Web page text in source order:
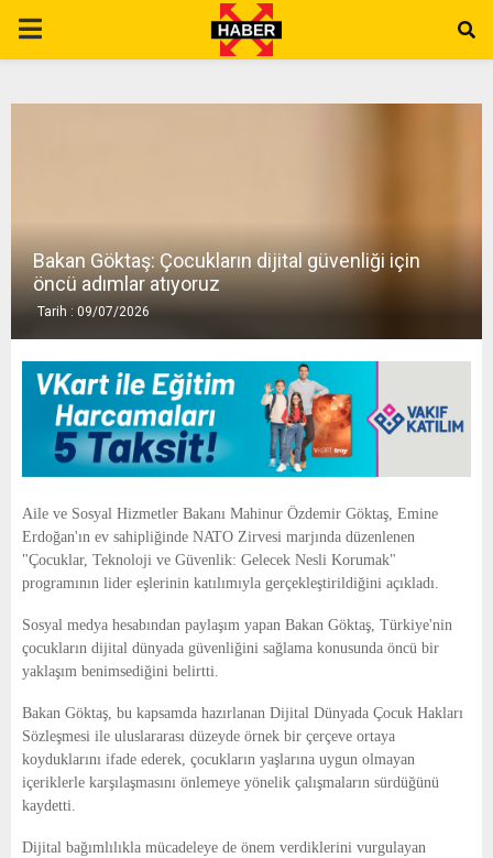
P
A
E
N
U
Bakan Göktaş: Çocukların dijital güvenliği için
öncü adımlar atıyoruz
Tarih : 09/07/2026
Aile ve Sosyal Hizmetler Bakanı Mahinur Özdemir Göktaş, Emine
Erdoğan'ın ev sahipliğinde NATO Zirvesi marjında düzenlenen
"Çocuklar, Teknoloji ve Güvenlik: Gelecek Nesli Korumak"
programının lider eşlerinin katılımıyla gerçekleştirildiğini açıkladı.
Sosyal medya hesabından paylaşım yapan Bakan Göktaş, Türkiye'nin
çocukların dijital dünyada güvenliğini sağlama konusunda öncü bir
yaklaşım benimsediğini belirtti.
Bakan Göktaş, bu kapsamda hazırlanan Dijital Dünyada Çocuk Hakları
Sözleşmesi ile uluslararası düzeyde örnek bir çerçeve ortaya
koyduklarını ifade ederek, çocukların yaşlarına uygun olmayan
içeriklerle karşılaşmasını önlemeye yönelik çalışmaların sürdüğünü
kaydetti.
Dijital bağımlılıkla mücadeleye de önem verdiklerini vurgulayan